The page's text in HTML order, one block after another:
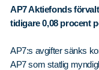
AP7 Aktiefonds
tidigare0,08 procent
AP7:s avgifter sänks
AP7 som statlig
Styrelse